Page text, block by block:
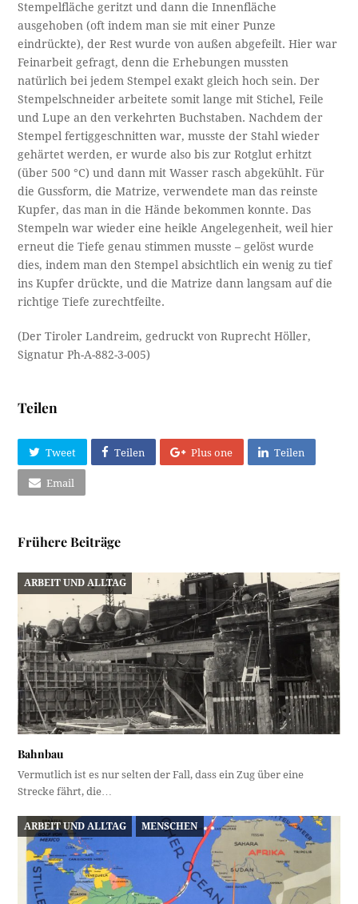
Stempelfläche geritzt und dann die Innenfläche
ausgehoben (oft indem man sie mit einer Punze
eindrückte), der Rest wurde von außen abgefeilt. Hier war
Feinarbeit gefragt, denn die Erhebungen mussten
natürlich bei jedem Stempel exakt gleich hoch sein. Der
Stempelschneider arbeitete somit lange mit Stichel, Feile
und Lupe an den verkehrten Buchstaben. Nachdem der
Stempel fertiggeschnitten war, musste der Stahl wieder
gehärtet werden, er wurde also bis zur Rotglut erhitzt
(über 500 °C) und dann mit Wasser rasch abgekühlt. Für
die Gussform, die Matrize, verwendete man das reinste
Kupfer, das man in die Hände bekommen konnte. Das
Stempeln war wieder eine heikle Angelegenheit, weil hier
erneut die Tiefe genau stimmen musste – gelöst wurde
dies, indem man den Stempel absichtlich ein wenig zu tief
ins Kupfer drückte, und die Matrize dann langsam auf die
richtige Tiefe zurechtfeilte.
(Der Tiroler Landreim, gedruckt von Ruprecht Höller,
Signatur Ph-A-882-3-005)
Teilen
Tweet Teilen Plus one Teilen
Email
Frühere Beiträge
ARBEIT UND ALLTAG
Bahnbau
Vermutlich ist es nur selten der Fall, dass ein Zug über eine
Strecke fährt, die…
ARBEIT UND ALLTAG MENSCHEN